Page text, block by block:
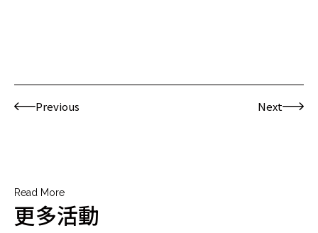
Previous Next
Read More
更多活動